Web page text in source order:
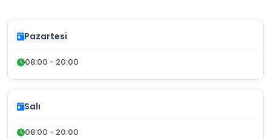
Pazartesi
08:00 - 20:00
Salı
08:00 - 20:00